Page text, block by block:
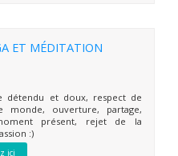
ET MÉDITATION
détendu et doux, respect de
monde, ouverture, partage,
présent, rejet de la
:)
ici